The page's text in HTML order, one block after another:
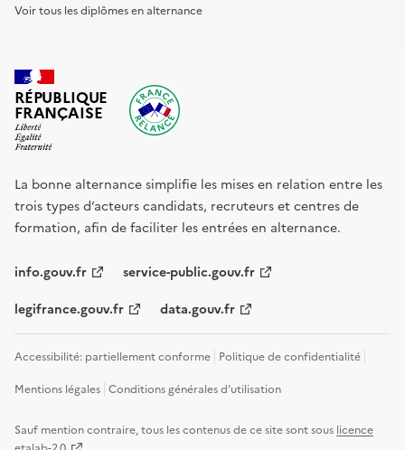
Voir tous les diplômes en alternance
RÉPUBLIQUE
FRANÇAISE
La bonne alternance simplifie les mises en relation entre les
trois types d’acteurs candidats, recruteurs et centres de
formation, afin de faciliter les entrées en alternance.
info.gouv.fr service-public.gouv.fr
legifrance.gouv.fr data.gouv.fr
Accessibilité: partiellement conforme Politique de confidentialité
Mentions légales Conditions générales d'utilisation
Sauf mention contraire, tous les contenus de ce site sont sous licence